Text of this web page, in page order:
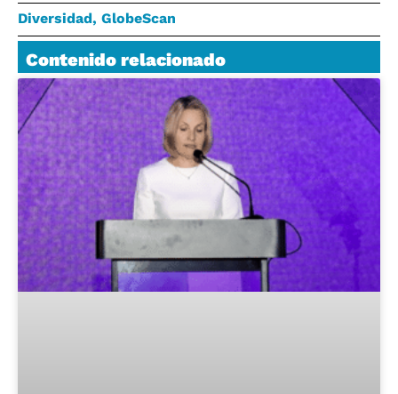
Diversidad, GlobeScan
Contenido relacionado